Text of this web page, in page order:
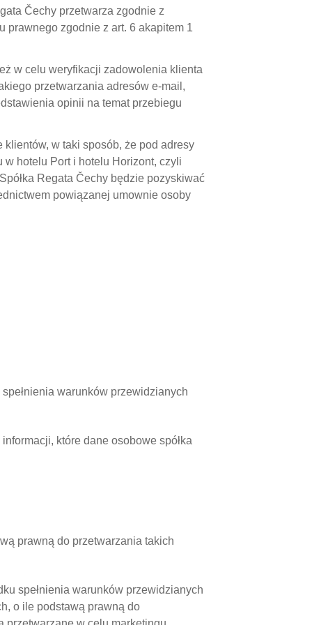
Čechy przetwarza zgodnie z
prawnego zgodnie z art. 6 akapitem 1
w celu weryfikacji zadowolenia klienta
przetwarzania adresów e-mail,
opinii na temat przebiegu
w taki sposób, że pod adresy
hotelu Port i hotelu Horizont, czyli
Regata Čechy będzie pozyskiwać
powiązanej umownie osoby
warunków przewidzianych
które dane osobowe spółka
prawną do przetwarzania takich
spełnienia warunków przewidzianych
o ile podstawą prawną do